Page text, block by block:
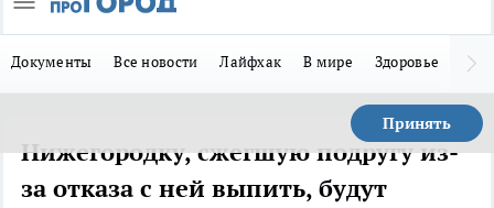
Документы Все новости Лайфхак В мире Здоровье
Принять
Нижегородку, сжегшую подругу из-
за отказа с ней выпить, будут